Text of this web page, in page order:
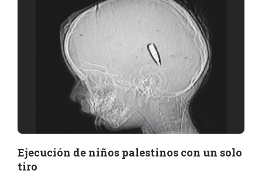
Ejecución de niños palestinos con un solo
tiro